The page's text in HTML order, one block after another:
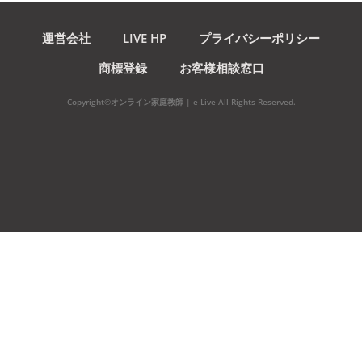
運営会社 LIVE HP
プライバシーポリシー
商標登録
お客様相談窓口
Copyright©オンライン家庭教師 | e-Live All Rights Reserved.